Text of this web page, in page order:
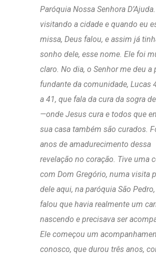
Paróquia Nossa Senhora
visitando a cidade e quando eu
missa, Deus falou, e assim já
sonho dele, esse nome. Ele foi
claro. No dia, o Senhor me deu a
fundante da comunidade, Lucas
a 41, que fala da cura da sogra
—onde Jesus cura e todos que
sua casa também são curados.
anos de amadurecimento dessa
revelação no coração. Tive uma
com Dom Gregório, numa visita
dele aqui, na paróquia São
falou que havia realmente um
nascendo e precisava ser
Ele começou um
conosco, que durou três anos,